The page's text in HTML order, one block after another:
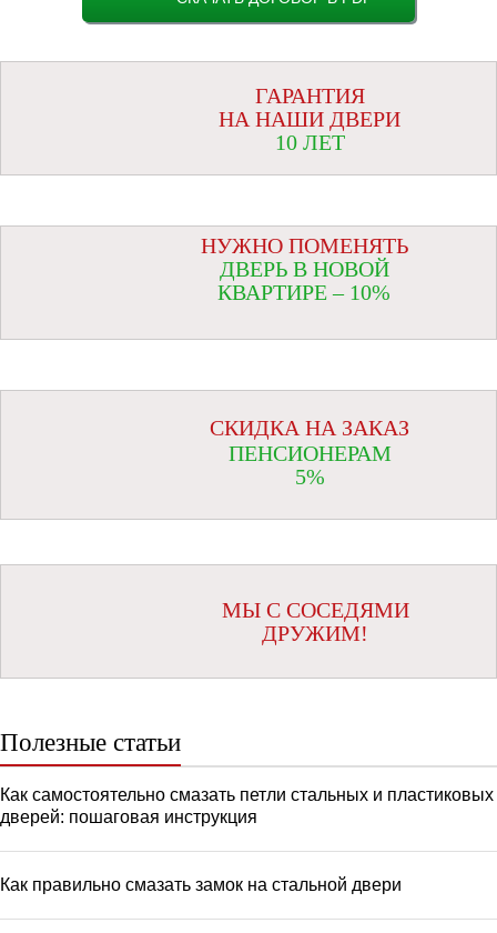
ГАРАНТИЯ
НА НАШИ ДВЕРИ
10 ЛЕТ
НУЖНО ПОМЕНЯТЬ
ДВЕРЬ В НОВОЙ
КВАРТИРЕ – 10%
СКИДКА НА ЗАКАЗ
ПЕНСИОНЕРАМ
5%
МЫ С СОСЕДЯМИ
ДРУЖИМ!
Полезные статьи
Как самостоятельно смазать петли стальных и пластиковых
дверей: пошаговая инструкция
Как правильно смазать замок на стальной двери